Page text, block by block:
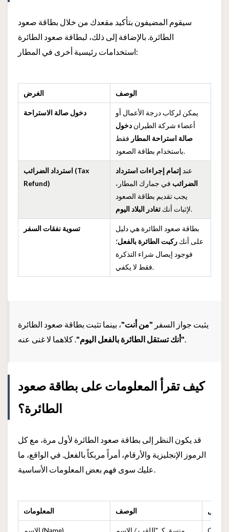
سيقوم المضيفون بتأكيد مقعدك من خلال بطاقة صعود
الطائرة. بالإضافة إلى ذلك، لبطاقة صعود الطائرة
استخدامات رئيسية أخرى في المطار:
الغرض الوصف
دخول صالة الاستراحة
يمكن لركاب درجة الأعمال أو
أعضاء شركة الطيران دخول
صالة استراحة المطار فقط
باستخدام بطاقة الصعود.
استرداد الضرائب (Tax
Refund)
عند إتمام إجراءات استرداد
الضرائب في جمارك المطار،
يجب تقديم بطاقة الصعود
لإثبات أنك تغادر البلاد اليوم .
تسوية نفقات السفر
بطاقة صعود الطائرة هي دليل
على أنك ركبت الطائرة بالفعل؛
فوجود إيصال شراء التذكرة
فقط لا يكفي.
يثبت جواز السفر "من أنت"، بينما تثبت بطاقة صعود الطائرة
"أنك تستقل الطائرة بالفعل اليوم"
كيف تقرأ المعلومات على بطاقة صعود
الطائرة؟
قد يكون النظر إلى بطاقة صعود الطائرة لأول مرة، مع كل
الرموز الإنجليزية والأرقام، أمراً مربكاً بالفعل. في الواقع، ما
المعلومات الوصف مثال
الاسم (Name) منسق كـ "اللقب / الاسم CHEN